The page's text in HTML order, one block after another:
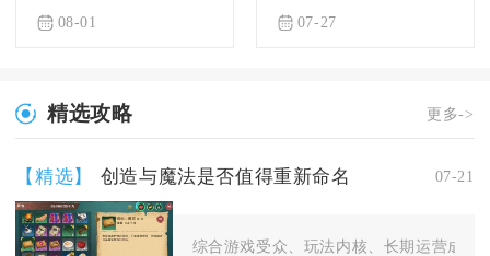
08-01 07-27
精选攻略 更多->
【精选】 创造与魔法是否值得重新命名 07-21
综合游戏受众、玩法内核、长期运营成本